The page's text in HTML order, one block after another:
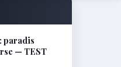
paradis
— TEST